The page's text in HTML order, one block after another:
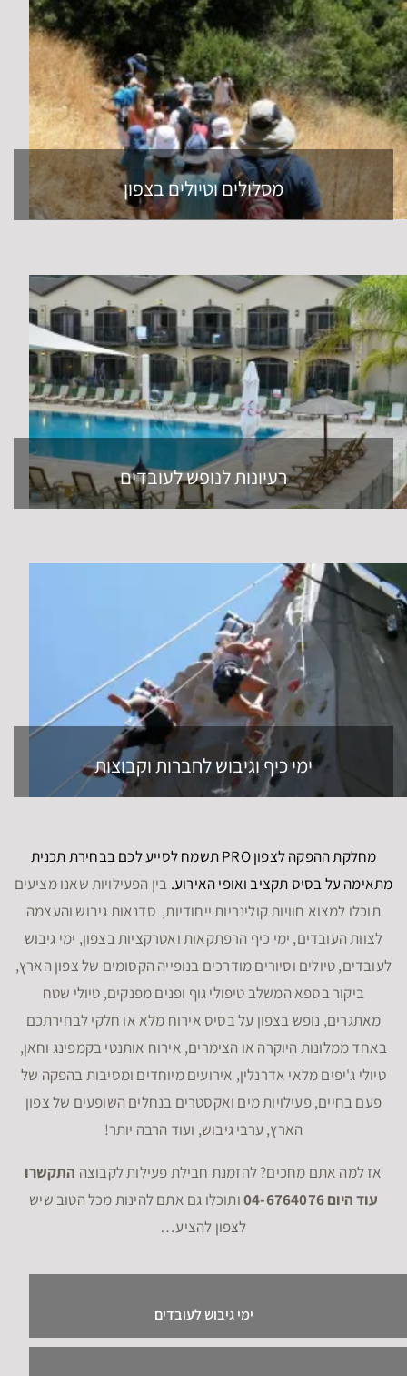
מסלולים וטיולים בצפון
רעיונות לנופש לעובדים
ימי כיף וגיבוש לחברות וקבוצות
מחלקת ההפקה לצפון PRO תשמח לסייע לכם בבחירת תכנית
מתאימה על בסיס תקציב ואופי האירוע. בין הפעילויות שאנו מציעים
תוכלו למצוא חוויות קולינריות ייחודיות, סדנאות גיבוש והעצמה
לצוות העובדים, ימי כיף הרפתקאות ואטרקציות בצפון, ימי גיבוש
לעובדים, טיולים וסיורים מודרכים בנופייה הקסומים של צפון הארץ,
ביקור בספא המשלב טיפולי גוף ופנים מפנקים, טיולי שטח
מאתגרים, נופש בצפון על בסיס אירוח מלא או חלקי לבחירתכם
באחד ממלונות היוקרה או הצימרים, אירוח אותנטי בקמפינג וחאן,
טיולי ג'יפים מלאי אדרנלין, אירועים מיוחדים ומסיבות בהפקה של
פעם בחיים, פעילויות מים ואקסטרים בנחלים השופעים של צפון
הארץ, ערבי גיבוש, ועוד הרבה יותר!
אז למה אתם מחכים? להזמנת חבילת פעילות לקבוצה התקשרו
עוד היום 04-6764076
ותוכלו גם אתם להינות מכל הטוב שיש
לצפון להציע…
ימי גיבוש לעובדים